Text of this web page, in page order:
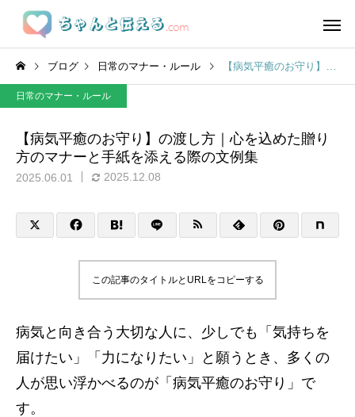
ブログ 日常のマナー・ルール 【病気平癒のお守り】の渡し方｜心を込めた贈り方のマナーと手紙を添える際の文例集
日常のマナー・ルール
【病気平癒のお守り】の渡し方｜心を込めた贈り
方のマナーと手紙を添える際の文例集
2025.06.01 2025.12.08
この記事のタイトルとURLをコピーする
病気と向き合う大切な人に、少しでも「気持ちを
届けたい」「力になりたい」と願うとき、多くの
人が思い浮かべるのが「病気平癒のお守り」で
す。